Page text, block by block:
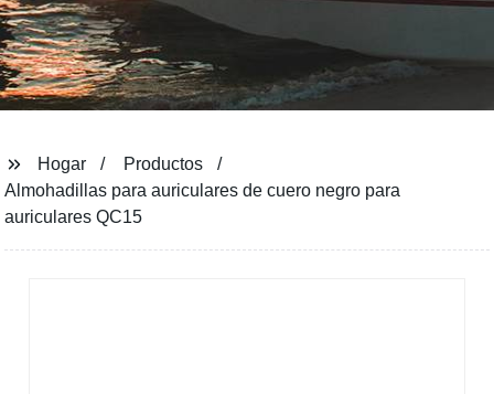
Hogar
Productos
Almohadillas para auriculares de cuero negro para
auriculares QC15